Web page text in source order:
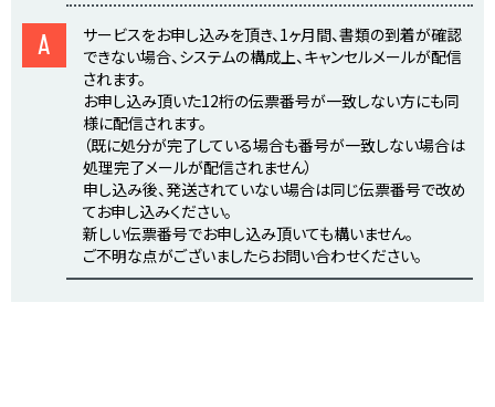
A
サービスをお申し込みを頂き、1ヶ月間、書類の到着が確認
できない場合、システムの構成上、キャンセルメールが配信
されます。
お申し込み頂いた12桁の伝票番号が一致しない方にも同
様に配信されます。
（既に処分が完了している場合も番号が一致しない場合は
処理完了メールが配信されません）
申し込み後、発送されていない場合は同じ伝票番号で改め
てお申し込みください。
新しい伝票番号でお申し込み頂いても構いません。
ご不明な点がございましたらお問い合わせください。